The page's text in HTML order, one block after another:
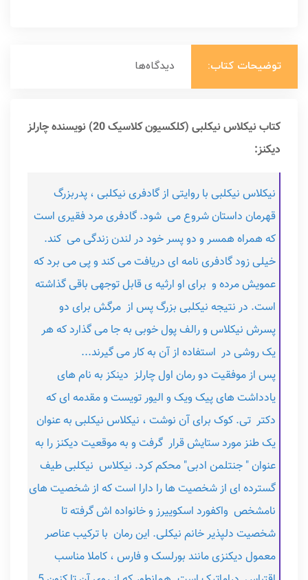
توضیحات کتاب: دیدگاه‌ها
کتاب نیکلاس نیکلبی (کلکسیون کلاسیک 20) نویسنده چارلز
دیکنز:
نیکلاس نیکلبی با روایتی از گادفری نیکلبی ، پدربزرگ
قهرمان داستان شروع می شود. گادفری مرد فقیری است
که همراه همسر و دو پسر خود در لندن زندگی می کند.
خیلی زود گادفری نامه ای دریافت می کند و پی می برد که
عمویش مرده و برای او ارثیه ی قابل توجهی باقی گذاشته
است. در نتیجه نیکلبی بزرگ پس از مرگش برای دو
پسرش نیکلاس و رالف پول خوبی به جا می گذارد که هر
یک روشی در استفاده از آن به کار می گیرند...
پس از موفقیت دو رمان اول چارلز دینکز به نام های
یادداشت های پیک ویک و الیور تویست و مقدمه ای که
دکتر تی. کوک برای آن نوشت ، نیکلاس نیکلبی به عنوان
یک طنز مورد ستایش قرار گرفت و به موقعیت دیکنز را به
عنوان " جنتلمن ادبی" محکم کرد. نیکلاس نیکلبی طیف
گسترده ای از شخصیت ها را دارا است که از شخصیت های
نامشخص واکفورد اسکوییرز و خانواده اش گرفته تا
شخصیت دلپذیر خانم نیکلی. این رمان با ترکیب عناصر
معمول دیکنزی مانند بورلسک و فارس ، کاملا مناسب